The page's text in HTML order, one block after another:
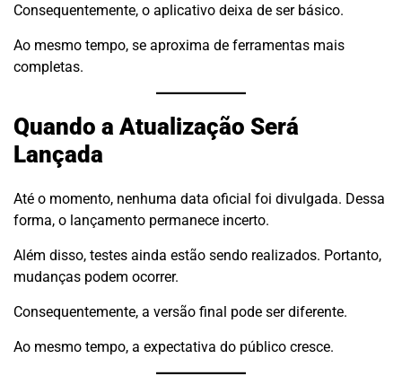
Consequentemente, o aplicativo deixa de ser básico.
Ao mesmo tempo, se aproxima de ferramentas mais
completas.
Quando a Atualização Será
Lançada
Até o momento, nenhuma data oficial foi divulgada. Dessa
forma, o lançamento permanece incerto.
Além disso, testes ainda estão sendo realizados. Portanto,
mudanças podem ocorrer.
Consequentemente, a versão final pode ser diferente.
Ao mesmo tempo, a expectativa do público cresce.